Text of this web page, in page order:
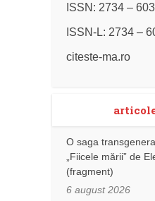
ISSN: 2734 –
ISSN-L: 2734 –
citeste-ma.ro
O saga
„Fiicele mării” de
(fragment)
6 august 2026